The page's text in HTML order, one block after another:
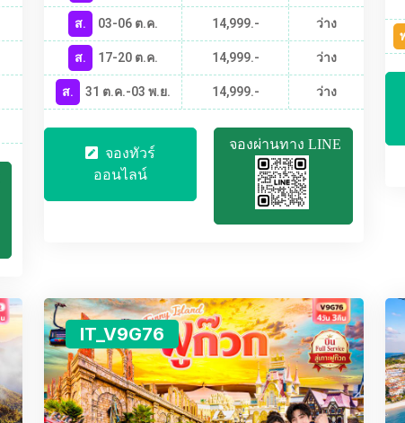
ส.
03-06 ต.ค. 14,999.-
ว่าง
ส.
17-20 ต.ค. 14,999.-
ว่าง
ส.
31 ต.ค.-03 พ.ย. 14,999.- ว่าง
จองทัวร์
ออนไลน์
จองผ่านทาง LINE
IT_V9G76